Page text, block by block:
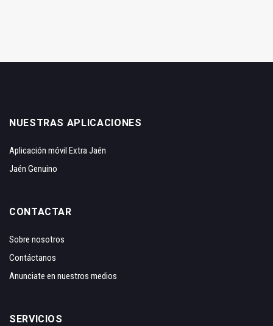
NUESTRAS APLICACIONES
Aplicación móvil Extra Jaén
Jaén Genuino
CONTACTAR
Sobre nosotros
Contáctanos
Anunciate en nuestros medios
SERVICIOS